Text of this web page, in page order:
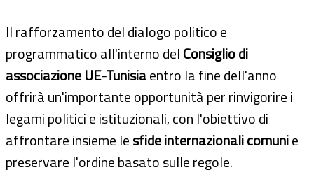
Il rafforzamento del dialogo politico e
programmatico all'interno delConsiglio di
associazione UE-Tunisiaentro la fine dell'anno
offrirà un'importante opportunità per rinvigorire i
legami politici e istituzionali, con l'obiettivo di
affrontare insieme lesfide internazionali comunie
preservare l'ordine basato sulle regole.